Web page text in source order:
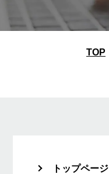
TOP
トップページ